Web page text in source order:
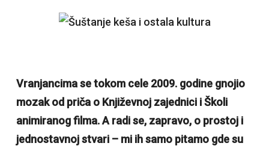
Vranjancima se tokom cele 2009. godine gnojio
mozak od priča o Književnoj zajednici i Školi
animiranog filma. A radi se, zapravo, o prostoj i
jednostavnoj stvari – mi ih samo pitamo gde su